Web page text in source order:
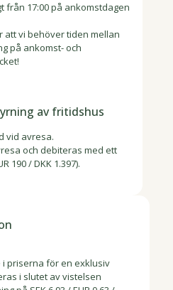
från 17:00 på ankomstdagen
att vi behöver tiden mellan
på ankomst- och
av fritidshus
vid avresa.
och debiteras med ett
190 / DKK 1.397).
priserna för en exklusiv
i slutet av vistelsen